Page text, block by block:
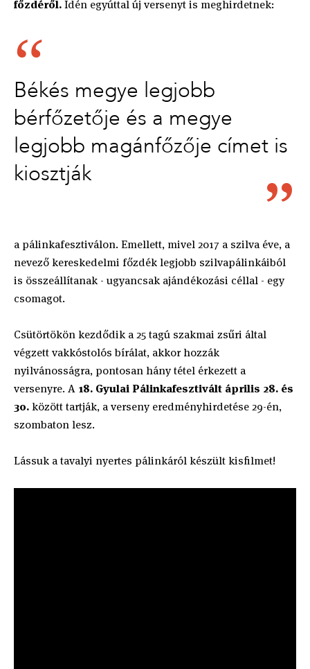
főzdéről.Idén egyúttal új versenyt is meghirdetnek:
Békés megye legjobb
bérfőzetője és a megye
legjobb magánfőzője címet is
kiosztják
a pálinkafesztiválon. Emellett, mivel 2017 a szilva éve, a
nevező kereskedelmi főzdék legjobb szilvapálinkáiból
is összeállítanak - ugyancsak ajándékozási céllal - egy
csomagot.
Csütörtökön kezdődik a 25 tagú szakmai zsűri által
végzett vakkóstolós bírálat, akkor hozzák
nyilvánosságra, pontosan hány tétel érkezett a
versenyre. A 18. Gyulai Pálinkafesztivált április 28. és
30. között tartják, a verseny eredményhirdetése 29-én,
szombaton lesz.
Lássuk a tavalyi nyertes pálinkáról készült kisfilmet!